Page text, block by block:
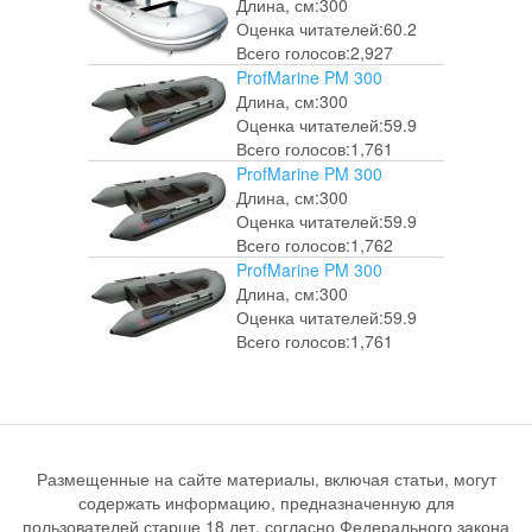
Длина, см:300
Оценка читателей:60.2
Всего голосов:2,927
ProfMarine PM 300
Длина, см:300
Оценка читателей:59.9
Всего голосов:1,761
ProfMarine PM 300
Длина, см:300
Оценка читателей:59.9
Всего голосов:1,762
ProfMarine PM 300
Длина, см:300
Оценка читателей:59.9
Всего голосов:1,761
Размещенные на сайте материалы, включая статьи, могут
содержать информацию, предназначенную для
пользователей старше 18 лет, согласно Федерального закона